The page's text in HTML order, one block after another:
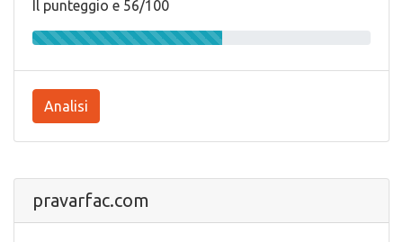
Il punteggio e 56/100
Analisi
pravarfac.com